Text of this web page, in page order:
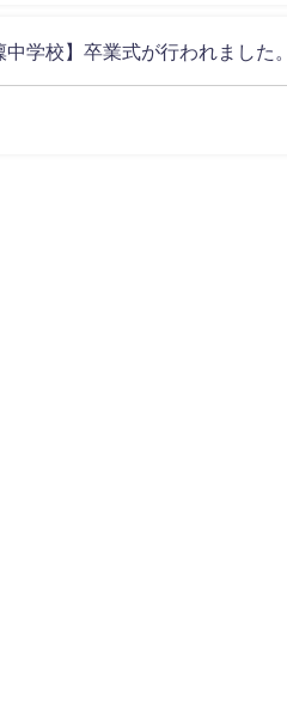
中学校】卒業式が行われました。